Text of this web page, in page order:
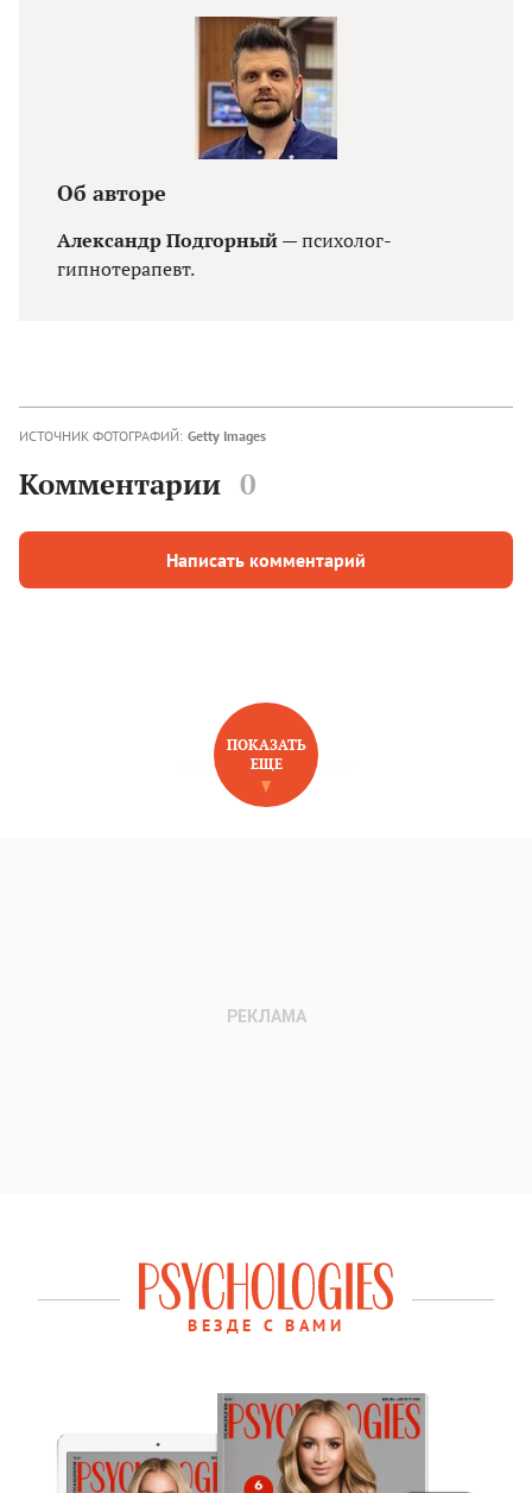
Об авторе
Александр Подгорный— психолог-
гипнотерапевт.
ИСТОЧНИК ФОТОГРАФИЙ: Getty Images
Комментарии 0
Написать комментарий
НОВОЕ НА САЙТЕ
ПОКАЗАТЬ
ЕЩЕ
ВЕЗДЕ С ВАМИ